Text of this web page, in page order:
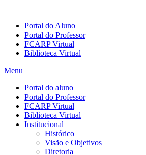
Portal do Aluno
Portal do Professor
FCARP Virtual
Biblioteca Virtual
Menu
Portal do aluno
Portal do Professor
FCARP Virtual
Biblioteca Virtual
Institucional
Histórico
Visão e Objetivos
Diretoria